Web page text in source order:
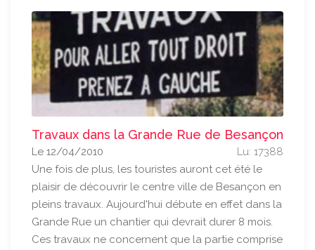
Travaux dans la Grande Rue de Besançon
Lu: 17388
Le 12/04/2010
Une fois de plus, les touristes auront cet été le
plaisir de découvrir le centre ville de Besançon en
pleins travaux. Aujourd'hui débute en effet dans la
Grande Rue un chantier qui devrait durer 8 mois.
Ces travaux ne concernent que la partie comprise